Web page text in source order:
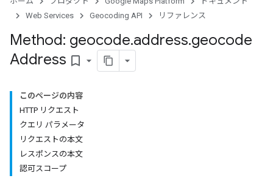
Web Services
Geocoding API リファレンス
Method: geocode.address.geocode
Address bookmark_border
このページの内容
HTTP リクエスト
クエリ パラメータ
リクエストの本文
レスポンスの本文
認可スコープ